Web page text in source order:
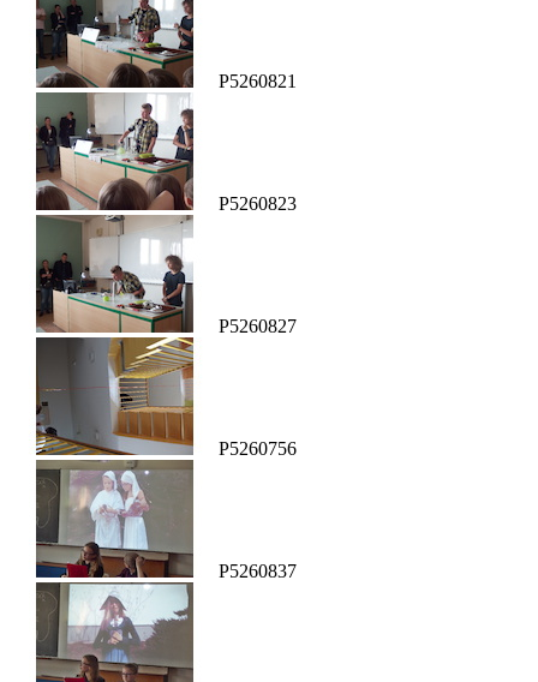
P5260821
P5260823
P5260827
P5260756
P5260837